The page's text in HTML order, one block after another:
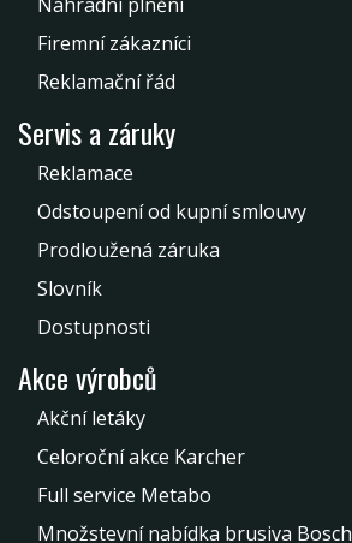
Firemní zákazníci
Reklamační řád
Servis a záruky
Reklamace
Odstoupení od kupní smlouvy
Prodloužená záruka
Slovník
Dostupnosti
Akce výrobců
Akční letáky
Celoroční akce Karcher
Full service Metabo
Množstevní nabídka brusiva Bosch